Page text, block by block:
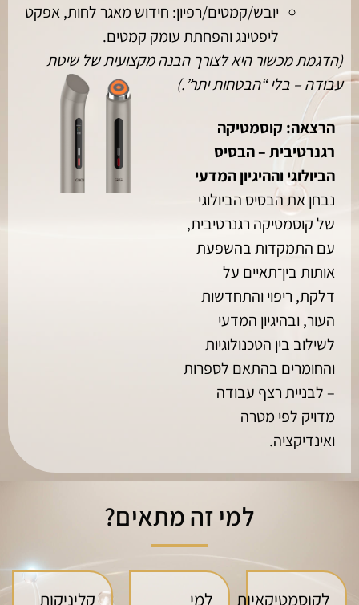
יובש/קמטים/רפיון: חידוש מאגר לחות, אפקט
ליפטינג והפחתת עומק קמטים.
(הדגמת מכשור היא לצורך הבנה מקצועית של שיטת
עבודה – בלי “הבטחות יתר”.)
הרצאה: קוסמטיקה
רגנרטיבית – הבסיס
הביולוגי וההיגיון המדעי
נבחן את הבסיס הביולוגי
של קוסמטיקה רגנרטיבית,
עם התמקדות בהשפעת
אותות בין־תאיים על
דלקת, ריפוי והתחדשות
העור, ובהיגיון המדעי
לשילוב בין הטכנולוגיות
והחומרים בהתאם לספרות
– לבניית רצף עבודה
מדויק לפי מטרה
ואינדיקציה.
למי זה מתאים?
לקוסמטיקאיות למי קליניקות